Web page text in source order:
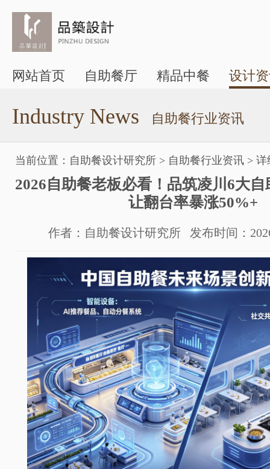
网站首页 自助餐厅 精品中餐 设计
Industry News 自助餐行业资讯
当前位置： 自助餐设计研究所 > 自助餐行业资讯 > 详
2026自助餐老板必看！品筑凌川6大
让翻台率暴涨50%+
作者：自助餐设计研究所 发布时间：